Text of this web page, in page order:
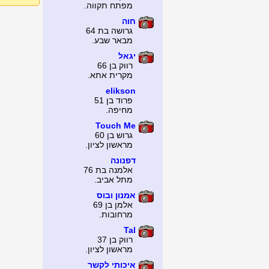
מפתח תקווה.
חוה
גרושה בת 64
מבאר שבע.
יגאל
רווק בן 66
מקרית אתא.
elikson
פרוד בן 51
מחיפה.
Touch Me
גרוש בן 60
מראשון לציון.
דפנונה
אלמנה בת 76
מתל אביב.
אמנון ובוס
אלמן בן 69
מרחובות.
Tal
רווק בן 37
מראשון לציון.
איכותי לקשר